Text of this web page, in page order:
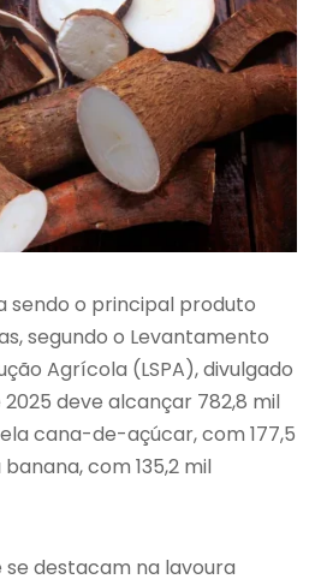
sendo o principal produto
segundo o Levantamento
Agrícola (LSPA), divulgado
2025 deve alcançar 782,8 mil
cana-de-açúcar, com 177,5
com 135,2 mil
destacam na lavoura